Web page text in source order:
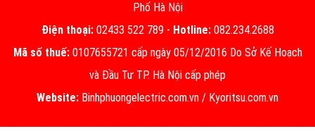
Phố Hà Nội
Điện thoại:02433 522 789 - Hotline:082.234.2688
Mã số thuế:0107655721 cấp ngày 05/12/2016 Do Sở Kế Hoạch
và Đầu Tư TP. Hà Nội cấp phép
Website: Binhphuongelectric.com.vn / Kyoritsu.com.vn